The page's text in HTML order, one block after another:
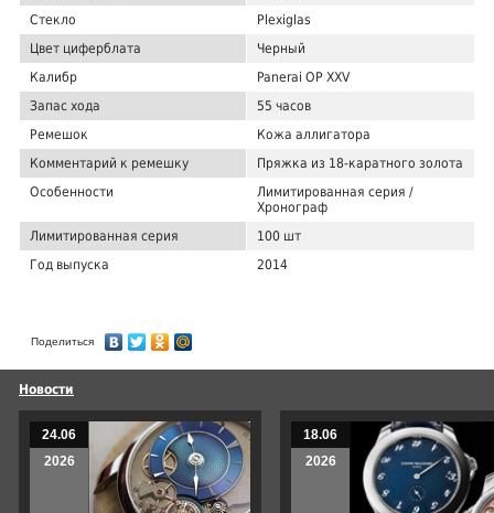
Стекло
Plexiglas
Цвет циферблата
Черный
Калибр
Panerai OP XXV
Запас хода
55 часов
Ремешок
Кожа аллигатора
Комментарий к ремешку
Пряжка из 18-каратного золота
Особенности
Лимитированная серия /
Хронограф
Лимитированная серия
100 шт
Год выпуска
2014
Поделиться
Новости
24.06
2026
18.06
2026